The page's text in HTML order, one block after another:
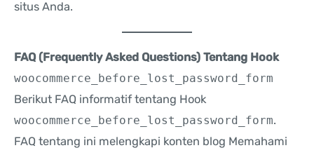
situs Anda.
FAQ (Frequently Asked Questions) Tentang Hook
woocommerce_before_lost_password_form
Berikut FAQ informatif tentang Hook
woocommerce_before_lost_password_form.
FAQ tentang ini melengkapi konten blog Memahami